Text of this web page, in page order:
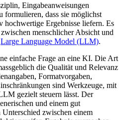
Eingabeanweisungen
dass sie möglichst
hochwertige Ergebnisse liefern. Es
menschlicher Absicht und
Large Language Model (LLM).
einfache Frage an eine KI. Die Art
die Qualität und Relevanz
Formatvorgaben,
sind Werkzeuge, mit
gezielt steuern lässt. Der
und einem gut
zwischen einem